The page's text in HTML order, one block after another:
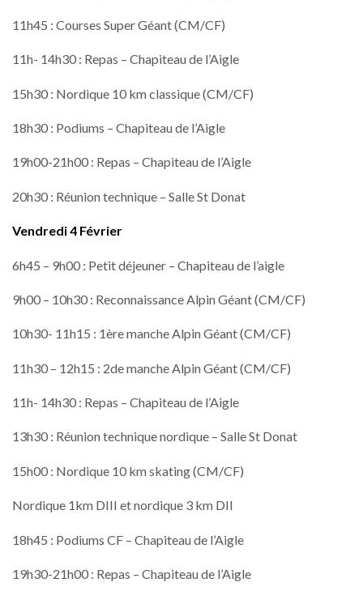
11h45 : Courses Super Géant (CM/CF)
11h- 14h30 : Repas – Chapiteau de l’Aigle
15h30 : Nordique 10 km classique (CM/CF)
18h30 : Podiums – Chapiteau de l’Aigle
19h00-21h00 : Repas – Chapiteau de l’Aigle
20h30 : Réunion technique – Salle St Donat
Vendredi 4 Février
6h45 – 9h00 : Petit déjeuner – Chapiteau de l’aigle
9h00 – 10h30 : Reconnaissance Alpin Géant (CM/CF)
10h30- 11h15 : 1ère manche Alpin Géant (CM/CF)
11h30 – 12h15 : 2de manche Alpin Géant (CM/CF)
11h- 14h30 : Repas – Chapiteau de l’Aigle
13h30 : Réunion technique nordique – Salle St Donat
15h00 : Nordique 10 km skating (CM/CF)
Nordique 1km DIII et nordique 3 km DII
18h45 : Podiums CF – Chapiteau de l’Aigle
19h30-21h00 : Repas – Chapiteau de l’Aigle